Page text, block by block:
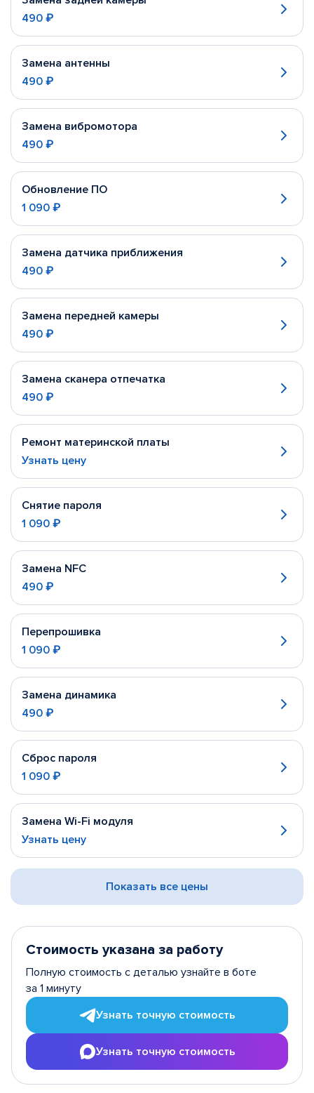
490 ₽
Замена антенны
490 ₽
Замена вибромотора
490 ₽
Обновление ПО
1 090 ₽
Замена датчика приближения
490 ₽
Замена передней камеры
490 ₽
Замена сканера отпечатка
490 ₽
Ремонт материнской платы
Узнать цену
Снятие пароля
1 090 ₽
Замена NFC
490 ₽
Перепрошивка
1 090 ₽
Замена динамика
490 ₽
Сброс пароля
1 090 ₽
Замена Wi-Fi модуля
Узнать цену
Показать все цены
Стоимость указана за работу
Полную стоимость с деталью узнайте в боте
за 1 минуту
Узнать точную стоимость
Узнать точную стоимость